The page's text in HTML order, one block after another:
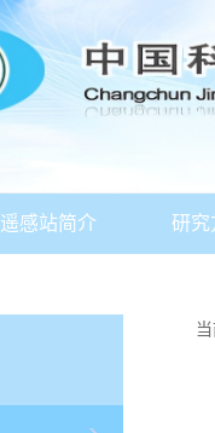
遥感站简介 研究